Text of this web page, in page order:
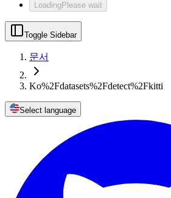
LoadingPlease wait
Toggle Sidebar
문서
Ko%2Fdatasets%2Fdetect%2Fkitti
Select language